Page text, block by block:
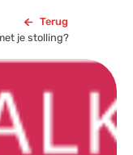
Terug
je stolling?